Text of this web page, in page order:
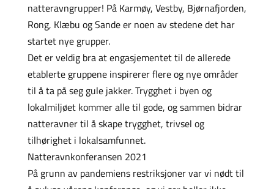
natteravngrupper! På Karmøy, Vestby, Bjørnafjorden,
Rong, Klæbu og Sande er noen av stedene det har
startet nye grupper.
Det er veldig bra at engasjementet til de allerede
etablerte gruppene inspirerer flere og nye områder
til å ta på seg gule jakker. Trygghet i byen og
lokalmiljøet kommer alle til gode, og sammen bidrar
natteravner til å skape trygghet, trivsel og
tilhørighet i lokalsamfunnet.
Natteravnkonferansen 2021
På grunn av pandemiens restriksjoner var vi nødt til